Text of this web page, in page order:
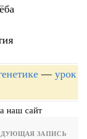
— урок
наш сайт
ЗАПИСЬ